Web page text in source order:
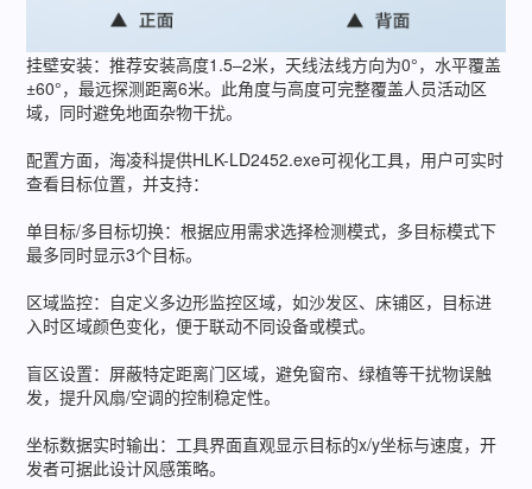
挂壁安装：推荐安装高度1.5–2米，天线法线方向为0°，水平覆盖
±60°，最远探测距离6米。此角度与高度可完整覆盖人员活动区
域，同时避免地面杂物干扰。
配置方面，海凌科提供HLK-LD2452.exe可视化工具，用户可实时
查看目标位置，并支持：
单目标/多目标切换：根据应用需求选择检测模式，多目标模式下
最多同时显示3个目标。
区域监控：自定义多边形监控区域，如沙发区、床铺区，目标进
入时区域颜色变化，便于联动不同设备或模式。
盲区设置：屏蔽特定距离门区域，避免窗帘、绿植等干扰物误触
发，提升风扇/空调的控制稳定性。
坐标数据实时输出：工具界面直观显示目标的x/y坐标与速度，开
发者可据此设计风感策略。